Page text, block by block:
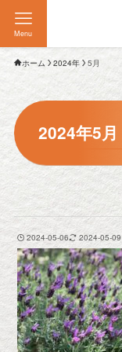
Menu
ホーム 2024年 5月
2024年5月
2024-05-06 2024-05-09